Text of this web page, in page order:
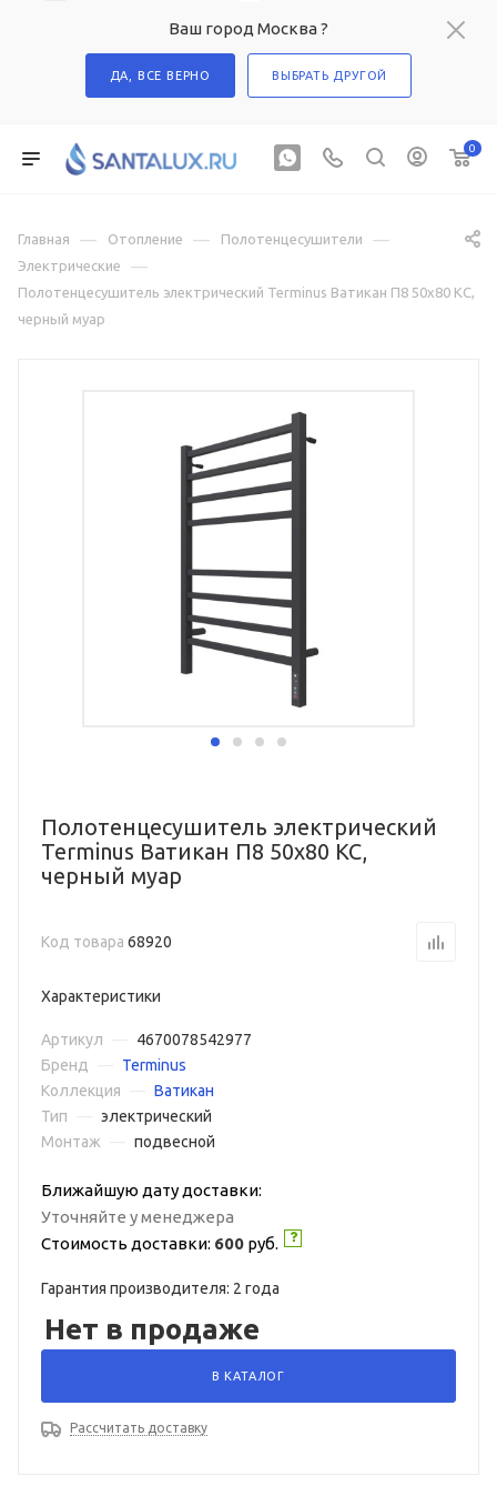
Ваш город Москва ?
ДА, ВСЕ ВЕРНО ВЫБРАТЬ ДРУГОЙ
0
Главная — Отопление — Полотенцесушители —
Электрические —
Полотенцесушитель электрический Terminus Ватикан П8 50х80 КС,
черный муар
Полотенцесушитель электрический
Terminus Ватикан П8 50х80 КС,
черный муар
Код товара 68920
Характеристики
Артикул
4670078542977
Бренд
Terminus
Коллекция
Ватикан
Тип
электрический
Монтаж
подвесной
Ближайшую дату доставки:
Уточняйте у менеджера
Стоимость доставки: 600 руб.
Гарантия производителя: 2 года
Нет в продаже
В КАТАЛОГ
Рассчитать доставку